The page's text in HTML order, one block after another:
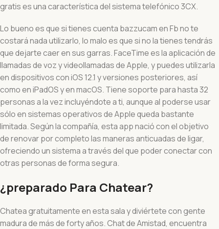
gratis es una característica del sistema telefónico 3CX.
Lo bueno es que si tienes cuenta bazzucam en Fb no te
costará nada utilizarlo, lo malo es que si no la tienes tendrás
que dejarte caer en sus garras. FaceTime es la aplicación de
llamadas de voz y videollamadas de Apple, y puedes utilizarla
en dispositivos con iOS 12.1 y versiones posteriores, así
como en iPadOS y en macOS. Tiene soporte para hasta 32
personas a la vez incluyéndote a ti, aunque al poderse usar
sólo en sistemas operativos de Apple queda bastante
limitada. Según la compañía, esta app nació con el objetivo
de renovar por completo las maneras anticuadas de ligar,
ofreciendo un sistema a través del que poder conectar con
otras personas de forma segura.
¿preparado Para Chatear?
Chatea gratuitamente en esta sala y diviértete con gente
madura de más de forty años. Chat de Amistad, encuentra